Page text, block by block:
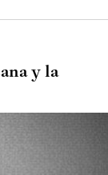
y la